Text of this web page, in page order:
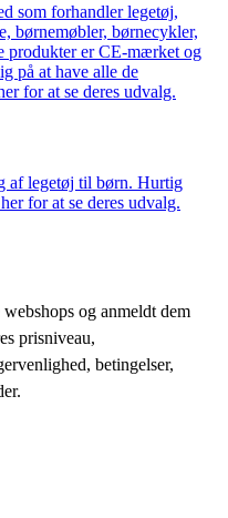
som forhandler legetøj,
børnemøbler, børnecykler,
produkter er CE-mærket og
på at have alle de
for at se deres udvalg.
af legetøj til børn. Hurtig
for at se deres udvalg.
og anmeldt dem
prisniveau,
betingelser,